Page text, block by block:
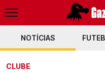
NOTÍCIAS
CLUBE